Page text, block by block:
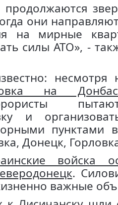
они
на мирные
силы АТО», -
несмотря
на
и
пунктами
Донецк,
войска
.
важные